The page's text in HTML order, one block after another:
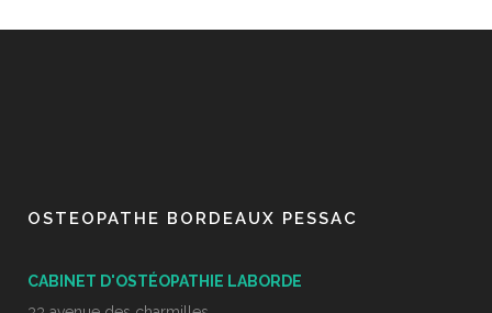
OSTEOPATHE BORDEAUX PESSAC
CABINET D'OSTÉOPATHIE LABORDE